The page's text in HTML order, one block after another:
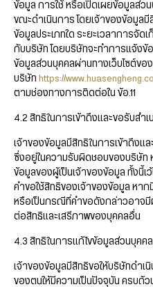
ข้อมูล การใช้ หรือเปิดเผยข้อมูลส่ว
ขณะดำเนินการ โดยเจ้าของข้อมูล
ข้อมูลประเภทใด ระยะเวลาการจั
กับบริษัท โดยบริษัทจะทำการแจ้งข้
ข้อมูลส่วนบุคคลผ่านทางเว็บไซต์ของ
บริษัท https://
ตามช่องทางการติดต่อใน ข้อ.11
4.2 สิทธิในการเข้าถึงและขอรับสำ
เจ้าของข้อมูลมีสิทธิในการเข้าถึงแ
ซึ่งอยู่ในความรับผิดชอบของบริษัท
ข้อมูลของผู้เป็นเจ้าของข้อมูล ทั้งนี้
คำขอใช้สิทธิของเจ้าของข้อมูล หา
หรือเป็นกรณีที่คำขอดังกล่าวอาจมี
ต่อสิทธิและเสรีภาพของบุคคลอื่น
4.3 สิทธิในการแก้ไขข้อมูลส่วนบุคคล
เจ้าของข้อมูลมีสิทธิขอให้บริษัทดำเ
ของตนให้มีความเป็นปัจจุบัน ครบถ้ว